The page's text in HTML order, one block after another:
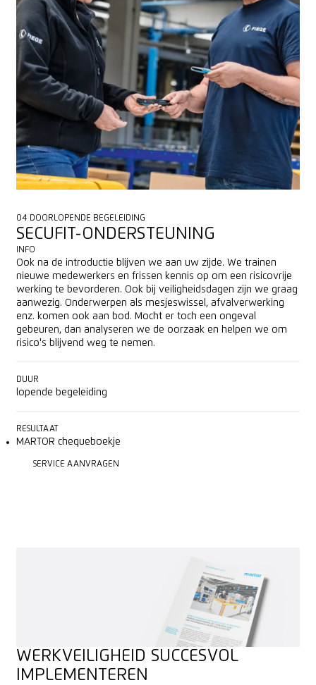
04 DOORLOPENDE BEGELEIDING
SECUFIT-ONDERSTEUNING
INFO
Ook na de introductie blijven we aan uw zijde. We trainen
nieuwe medewerkers en frissen kennis op om een risicovrije
werking te bevorderen. Ook bij veiligheidsdagen zijn we graag
aanwezig. Onderwerpen als mesjeswissel, afvalverwerking
enz. komen ook aan bod. Mocht er toch een ongeval
gebeuren, dan analyseren we de oorzaak en helpen we om
risico's blijvend weg te nemen.
DUUR
lopende begeleiding
RESULTAAT
MARTOR chequeboekje
SERVICE AANVRAGEN
WERKVEILIGHEID SUCCESVOL
IMPLEMENTEREN